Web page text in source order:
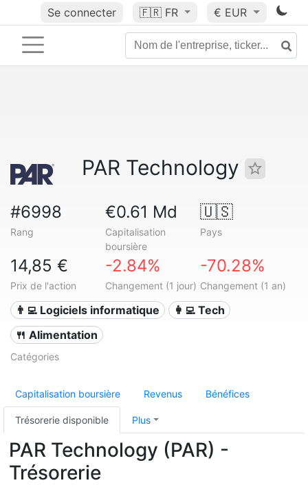
Se connecter 🇫🇷 FR € EUR
PAR Technology
#6998
Rang
€0.61 Md
Capitalisation
boursière
🇺🇸
Pays
14,85 €
Prix de l'action
-2.84%
Changement (1 jour)
-70.28%
Changement (1 an)
👨‍💻 Logiciels informatique
👩‍💻 Tech
🍴 Alimentation
Catégories
Capitalisation boursière Revenus Bénéfices
Trésorerie disponible Plus
PAR Technology (PAR) -
Trésorerie